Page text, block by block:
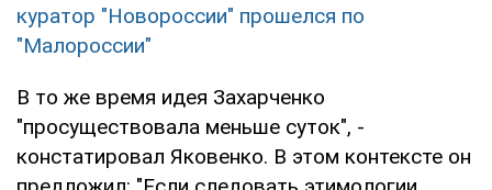
куратор "Новороссии" прошелся по
"Малороссии"
В то же время идея Захарченко
"просуществовала меньше суток", -
констатировал Яковенко. В этом контексте он